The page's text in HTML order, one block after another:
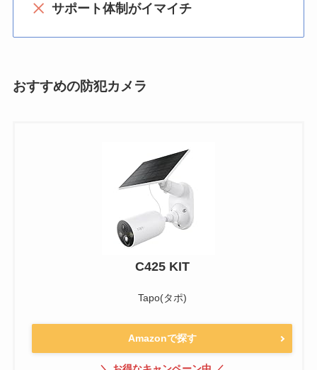
サポート体制がイマイチ
おすすめの防犯カメラ
C425 KIT
Tapo(タポ)
Amazonで探す